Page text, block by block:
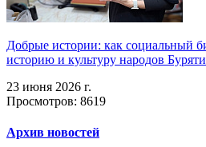
Добрые истории: как социальный
историю и культуру народов
23 июня 2026 г.
Просмотров: 8619
Архив новостей